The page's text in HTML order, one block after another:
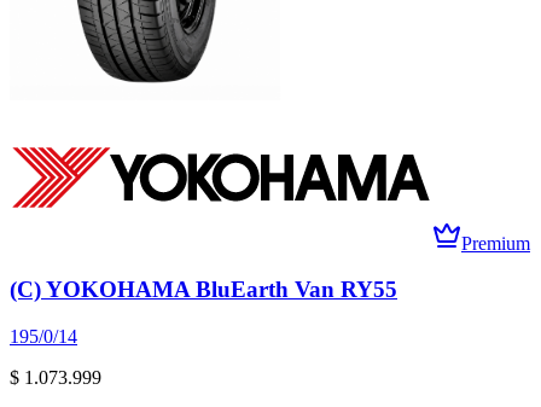
Premium
(C) YOKOHAMA BluEarth Van RY55
195/0/14
$ 1.073.999